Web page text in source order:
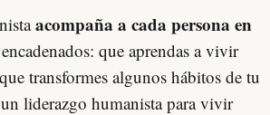
acompaña a cada persona en
encadenados: que aprendas a vivir
transformes algunos hábitos de tu
liderazgo humanista para vivir